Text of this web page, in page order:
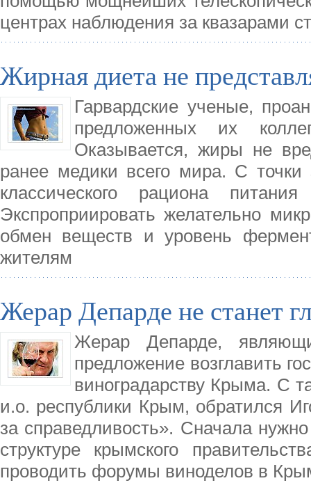
центрах наблюдения за квазарами
Жирная диета не
Гарвардские ученые,
предложенных их
Оказывается, жиры не
ранее медики всего мира. С точки
классического рациона
Экспроприировать желательно
обмен веществ и уровень
жителям
Жерар Депарде не станет
Жерар Депарде,
предложение возглавить
виноградарству Крыма. С
и.о. республики Крым, обратился
за справедливость». Сначала
структуре крымского
проводить форумы виноделов в